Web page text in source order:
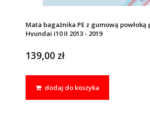
Mata bagażnika PE z gumową powłoką
Hyundai i10 II 2013 - 2019
139,00 zł
dodaj do koszyka